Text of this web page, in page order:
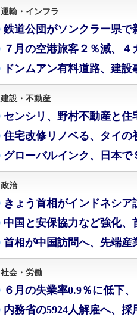
運輸・インフラ
鉄道公団がソンクラー県で
７月の空港旅客２％減、４
ドンムアン有料道路、建
建設・不動産
センシリ、野村不動産と住
住宅改修リノベる、タイの
グローバルインク、日本で
政治
きょう首相がインドネシア
中国と安保協力など強化、
首相が中国訪問へ、先端産
社会・労働
６月の失業率0.9％に低下
内務省の5924人解雇へ、